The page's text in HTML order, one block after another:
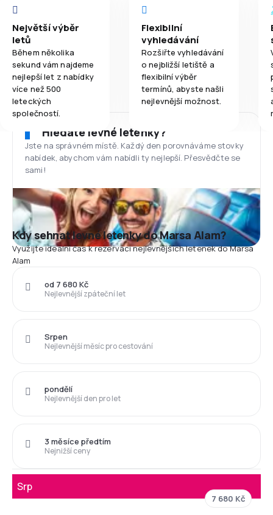
Největší výběr
letů
Během několika
sekund vám najdeme
nejlepší let z nabídky
více než 500
leteckých
společností.
Flexibilní
vyhledávání
Rozšiřte vyhledávání
o nejbližší letiště a
flexibilní výběr
termínů, abyste našli
nejlevnější možnost.
Hledáte levné letenky?
Jste na správném místě. Každý den porovnáváme stovky
nabídek, abychom vám nabídli ty nejlepší. Přesvědčte se
sami!
Kdy sehnat levné letenky do Marsa Alam?
Využijte ideální čas k rezervaci nejlevnějších letenek do Marsa
Alam
Nejlevnější zpáteční let
od 7 680 Kč
Nejlevnější měsíc pro cestování
Srpen
Nejlevnější den pro let
pondělí
Nejnižší ceny
3 měsíce předtím
Srp
7 680 Kč